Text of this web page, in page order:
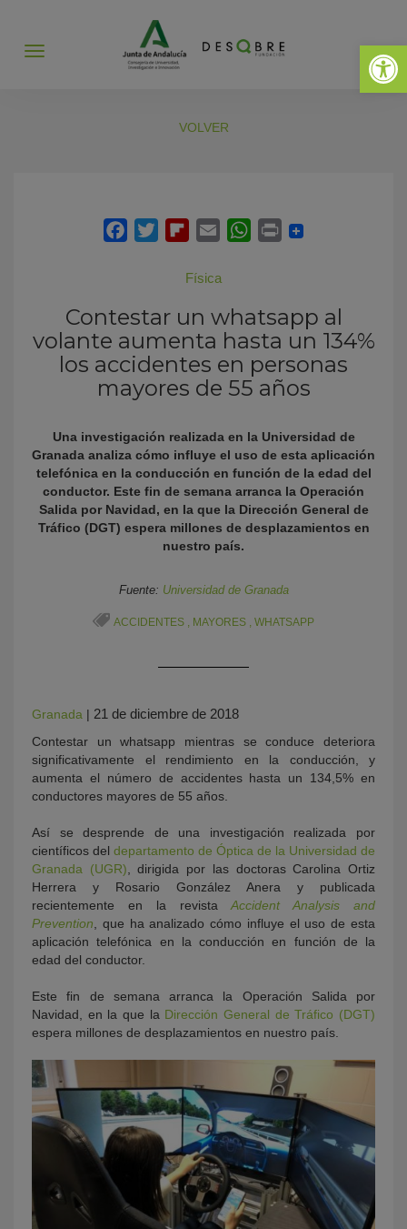
Abrir
Abrir
VOLVER
Física
Contestar un whatsapp al
volante aumenta hasta un 134%
los accidentes en personas
mayores de 55 años
Una investigación realizada en la Universidad de
Granada analiza cómo influye el uso de esta aplicación
telefónica en la conducción en función de la edad del
conductor. Este fin de semana arranca la Operación
Salida por Navidad, en la que la Dirección General de
Tráfico (DGT) espera millones de desplazamientos en
nuestro país.
Fuente: Universidad de Granada
ACCIDENTES , MAYORES , WHATSAPP
Granada | 21 de diciembre de 2018
Contestar un whatsapp mientras se conduce deteriora
significativamente el rendimiento en la conducción, y
aumenta el número de accidentes hasta un 134,5% en
conductores mayores de 55 años.
Así se desprende de una investigación realizada por
científicos del departamento de Óptica de la Universidad de
Granada (UGR) , dirigida por las doctoras Carolina Ortiz
Herrera y Rosario González Anera y publicada
recientemente en la revistaAccident Analysis and
Prevention , que ha analizado cómo influye el uso de esta
aplicación telefónica en la conducción en función de la
edad del conductor.
Este fin de semana arranca la Operación Salida por
Navidad, en la que la Dirección General de Tráfico (DGT)
espera millones de desplazamientos en nuestro país.